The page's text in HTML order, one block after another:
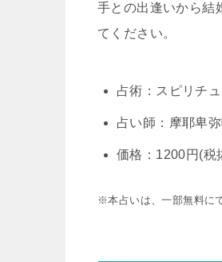
手との出逢いから結
てください。
占術：スピリチ
占い師：摩耶卑
価格：1200円(税
※本占いは、一部無料に